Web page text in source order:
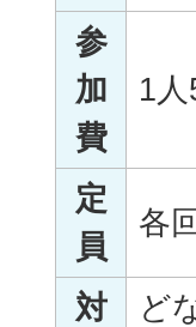
参
加
費
1
定
員
各
対
ど